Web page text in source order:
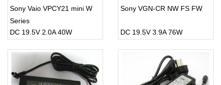
Sony Vaio VPCY21 mini W
Series
DC 19.5V 2.0A 40W
Sony VGN-CR NW FS FW
DC 19.5V 3.9A 76W